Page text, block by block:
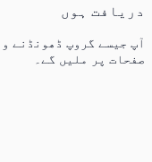
دریافت ہوں
آپ جیسے گروپ ڈھونڈنے
صفحات پر ملیں گے۔